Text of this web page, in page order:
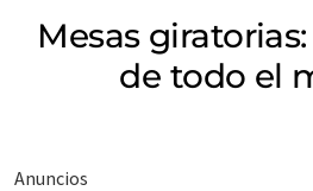
Mesas
de todo el
Anuncios